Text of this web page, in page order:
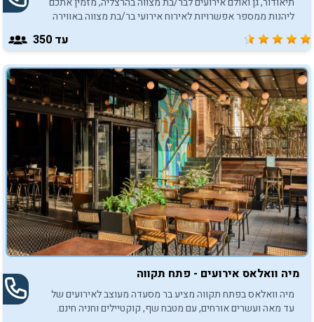
ליהנות ממספר אפשרויות לאירוח אירועי בר/בת מצווה באווירה
בלתי נשכחת.
עד 350
מיה וואלאס אירועים - פתח תקווה
מיה וואלאס בפתח תקווה מציע בר מסעדה מעוצב לאירועים של
עד מאה ועשרים אורחים, עם מטבח שף, קוקטיילים וחניה חינם.